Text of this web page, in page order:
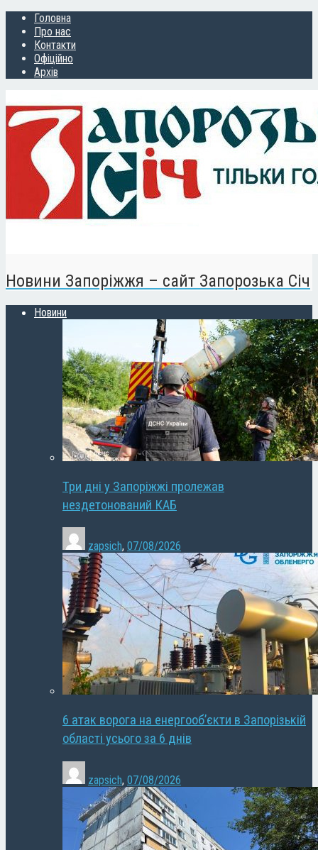
Головна
Про нас
Контакти
Офіційно
Архів
Новини Запоріжжя – сайт Запорозька Січ
Новини
Три дні у Запоріжжі пролежав
нездетонований КАБ
zapsich, 07/08/2026
6 атак ворога на енергооб’єкти в Запорізькій
області усього за 6 днів
zapsich, 07/08/2026